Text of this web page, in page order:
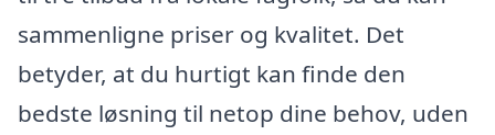
sammenligne priser og kvalitet. Det
betyder, at du hurtigt kan finde den
bedste løsning til netop dine behov, uden